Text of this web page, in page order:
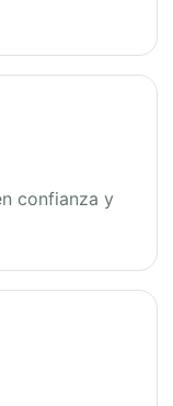
confianza y